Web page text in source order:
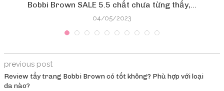
Bobbi Brown SALE 5.5 chất chưa từng thấy,...
04/05/2023
previous post
Review tẩy trang Bobbi Brown có tốt không? Phù hợp với loại
da nào?